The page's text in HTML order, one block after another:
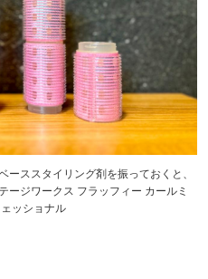
ーススタイリング剤を振っておくと、
ージワークス フラッフィー カールミ
ッショナル